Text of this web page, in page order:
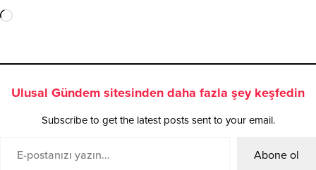
Ulusal Gündem sitesinden daha fazla şey keşfedin
Subscribe to get the latest posts sent to your email.
Abone ol